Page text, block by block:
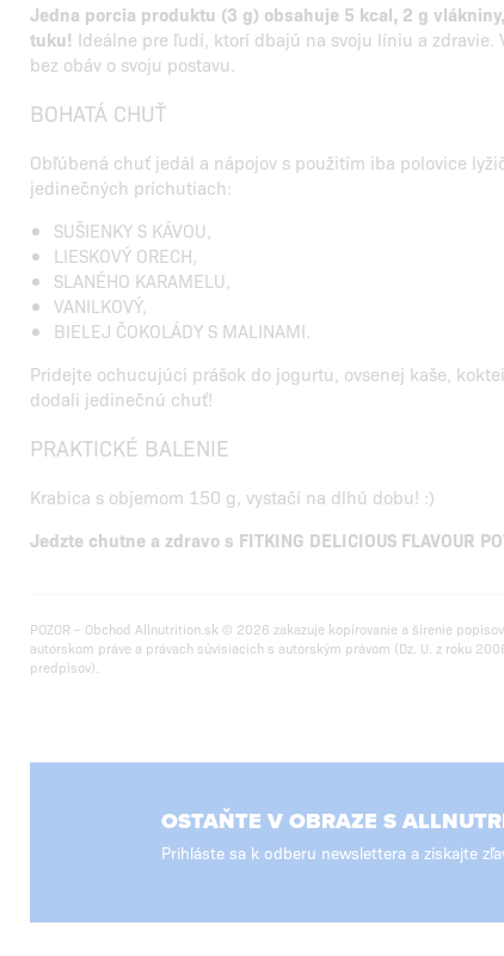
Jedna porcia produktu (3 g) obsahuje 5 kcal, 2 g
tuku! Ideálne pre ľudí, ktorí dbajú na svoju líniu a
bez obáv o svoju postavu.
BOHATÁ CHUŤ
Obľúbená chuť jedál a nápojov s použitím iba polovice
jedinečných príchutiach:
SUŠIENKY S KÁVOU,
LIESKOVÝ ORECH,
SLANÉHO KARAMELU,
VANILKOVÝ,
BIELEJ ČOKOLÁDY S MALINAMI.
Pridejte ochucujúci prášok do jogurtu, ovsenej kaše,
dodali jedinečnú chuť!
PRAKTICKÉ BALENIE
Krabica s objemom 150 g, vystačí na dlhú dobu! :)
Jedzte chutne a zdravo s FITKING DELICIOUS FLAVOUR
POZOR – Obchod Allnutrition.sk © 2026 zakazuje kopírovanie a šírenie
autorskom práve a právach súvisiacich s autorským právom (Dz. U. z roku
predpisov).
OSTAŇTE V OBRAZE S
Prihláste sa k odberu newslettera a získajte